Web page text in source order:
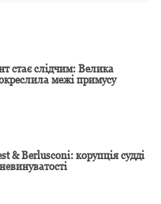
стає слідчим: Велика
межі примусу
& Berlusconi: корупція судді